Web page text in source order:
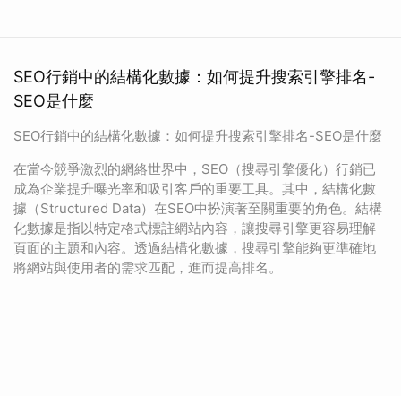
SEO行銷中的結構化數據：如何提升搜索引擎排名-
SEO是什麼
SEO行銷中的結構化數據：如何提升搜索引擎排名-SEO是什麼
在當今競爭激烈的網絡世界中，SEO（搜尋引擎優化）行銷已
成為企業提升曝光率和吸引客戶的重要工具。其中，結構化數
據（Structured Data）在SEO中扮演著至關重要的角色。結構
化數據是指以特定格式標註網站內容，讓搜尋引擎更容易理解
頁面的主題和內容。透過結構化數據，搜尋引擎能夠更準確地
將網站與使用者的需求匹配，進而提高排名。